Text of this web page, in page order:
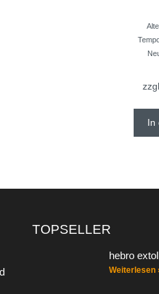
In
TOPSELLER
hebro extoll
Weiterlesen